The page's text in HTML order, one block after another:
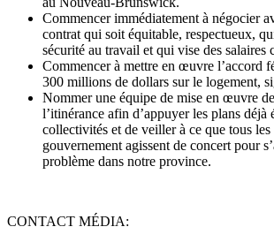
Commencer immédiatement à négocier
contrat qui soit équitable, respectueux,
sécurité au travail et qui vise des salaires
Commencer à mettre en œuvre l’accord
300 millions de dollars sur le logement,
Nommer une équipe de mise en œuvre
l’itinérance afin d’appuyer les plans déjà
collectivités et de veiller à ce que tous les
gouvernement agissent de concert pour
problème dans notre province.
CONTACT MÉDIA: